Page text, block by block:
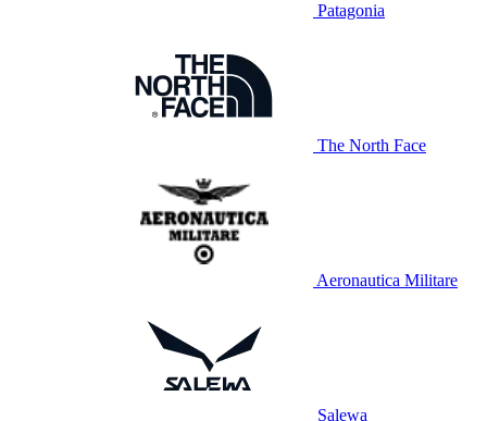
Patagonia
The North Face
Aeronautica Militare
Salewa